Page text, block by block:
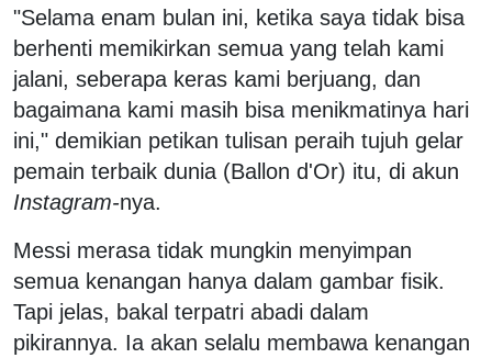
"Selama enam bulan ini, ketika saya tidak bisa
berhenti memikirkan semua yang telah kami
jalani, seberapa keras kami berjuang, dan
bagaimana kami masih bisa menikmatinya hari
ini," demikian petikan tulisan peraih tujuh gelar
pemain terbaik dunia (Ballon d'Or) itu, di akun
Instagram-nya.
Messi merasa tidak mungkin menyimpan
semua kenangan hanya dalam gambar fisik.
Tapi jelas, bakal terpatri abadi dalam
pikirannya. Ia akan selalu membawa kenangan